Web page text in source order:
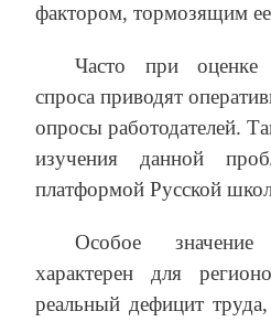
фактором, тормозящим
Часто при оценке
спроса приводят
опросы работодателей.
изучения данной
платформой Русской
Особое
характерен для
реальный дефицит